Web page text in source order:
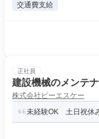
交通費支給
正社員
建設機械のメンテ
株式会社ピーエスケー
未経験OK 土日祝休